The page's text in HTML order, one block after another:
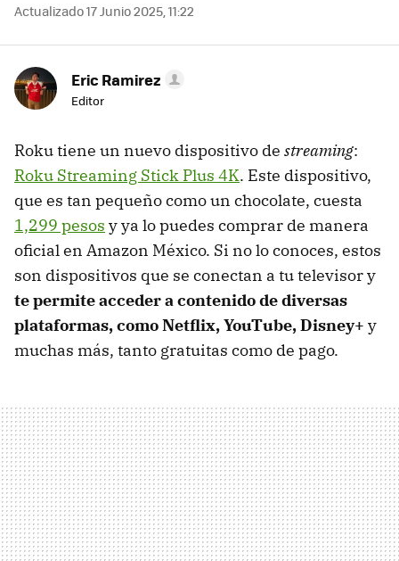
Actualizado 17 Junio 2025, 11:22
Eric Ramirez
Editor
Roku tiene un nuevo dispositivo de streaming:
Roku Streaming Stick Plus 4K. Este dispositivo,
que es tan pequeño como un chocolate, cuesta
1,299 pesos y ya lo puedes comprar de manera
oficial en Amazon México. Si no lo conoces, estos
son dispositivos que se conectan a tu televisor y
te permite acceder a contenido de diversas
plataformas, como Netflix, YouTube, Disney+ y
muchas más, tanto gratuitas como de pago.